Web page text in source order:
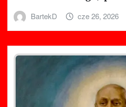
BartekD cze 26, 2026